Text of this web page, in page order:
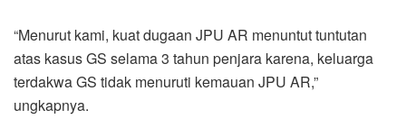
“Menurut kami, kuat dugaan JPU AR menuntut tuntutan
atas kasus GS selama 3 tahun penjara karena, keluarga
terdakwa GS tidak menuruti kemauan JPU AR,”
ungkapnya.